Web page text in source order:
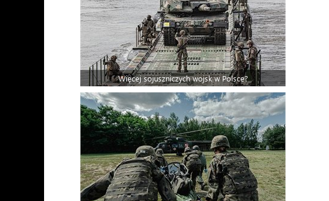
Więcej sojuszniczych wojsk w Polsce?